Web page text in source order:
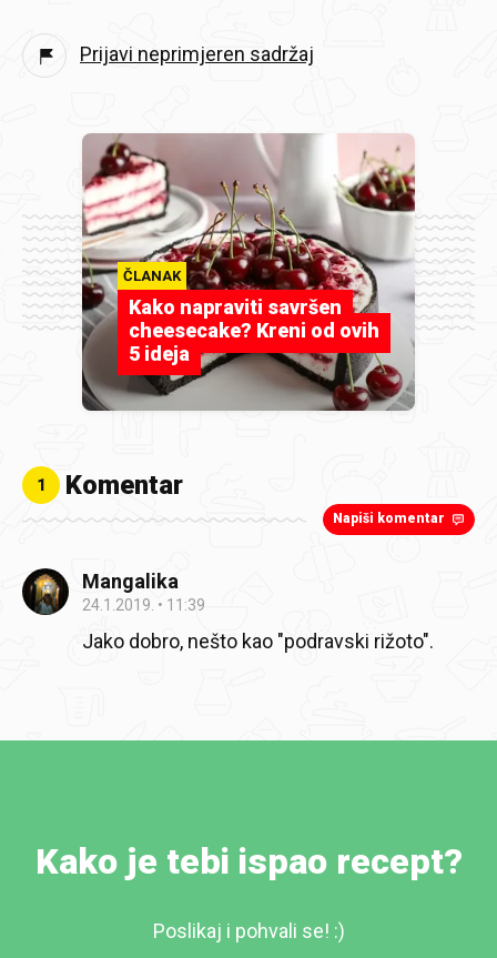
Prijavi neprimjeren sadržaj
ČLANAK
Kako napraviti savršen
cheesecake? Kreni od ovih
5 ideja
1 Komentar
Napiši komentar
Mangalika
24.1.2019. 11:39
Jako dobro, nešto kao "podravski rižoto".
Kako je tebi ispao recept?
Poslikaj i pohvali se! :)